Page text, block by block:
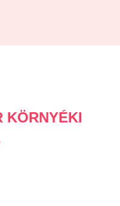
KÖRNYÉKI